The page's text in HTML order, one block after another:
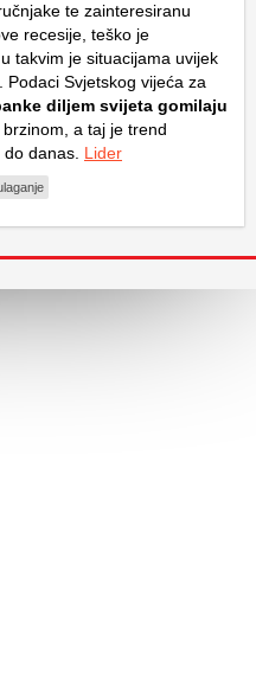
te zainteresiranu
recesije, teško je
takvim je situacijama uvijek
Svjetskog vijeća za
diljem svijeta gomilaju
a taj je trend
danas. Lider